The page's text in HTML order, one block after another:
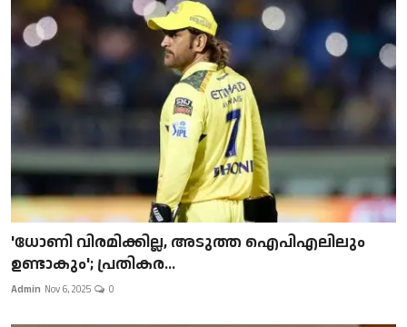
'ധോണി വിരമിക്കില്ല, അടുത്ത ഐപിഎലിലും
ഉണ്ടാകും'; പ്രതികര...
Admin Nov 6, 2025 0